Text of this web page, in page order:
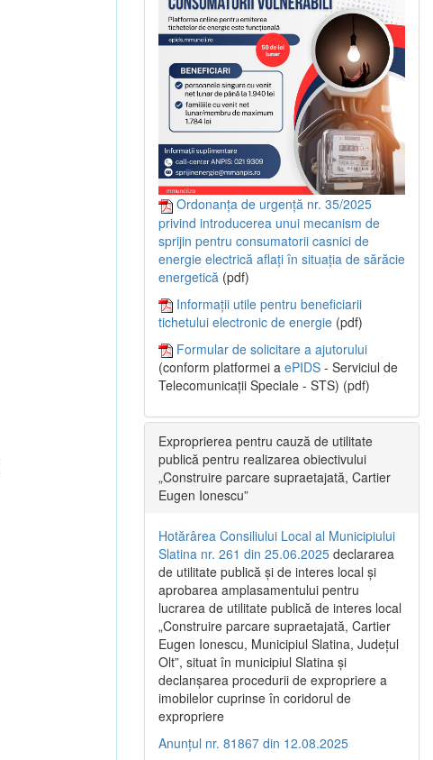
Ordonanța de urgență nr. 35/2025
privind introducerea unui mecanism de
sprijin pentru consumatorii casnici de
energie electrică aflați în situația de sărăcie
energetică (pdf)
Informații utile pentru beneficiarii
tichetului electronic de energie (pdf)
Formular de solicitare a ajutorului
(conform platformei a ePIDS - Serviciul de
Telecomunicații Speciale - STS) (pdf)
Exproprierea pentru cauză de utilitate
publică pentru realizarea obiectivului
„Construire parcare supraetajată, Cartier
Eugen Ionescu”
Hotărârea Consiliului Local al Municipiului
Slatina nr. 261 din 25.06.2025 declararea
de utilitate publică și de interes local și
aprobarea amplasamentului pentru
lucrarea de utilitate publică de interes local
„Construire parcare supraetajată, Cartier
Eugen Ionescu, Municipiul Slatina, Județul
Olt”, situat în municipiul Slatina și
declanșarea procedurii de expropriere a
imobilelor cuprinse în coridorul de
expropriere
Anunțul nr. 81867 din 12.08.2025